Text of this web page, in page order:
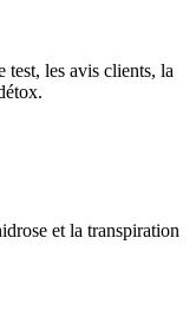
les avis clients, la
et la transpiration